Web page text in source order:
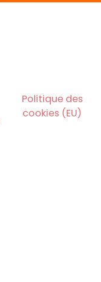
Politique des
cookies (EU)